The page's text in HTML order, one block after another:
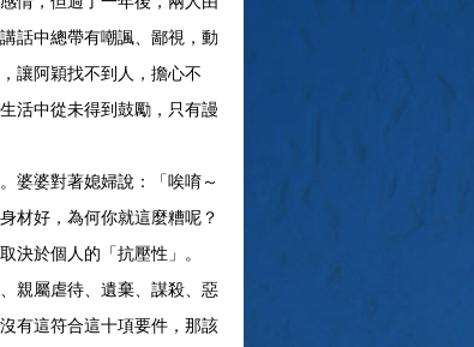
話中總帶有嘲諷、鄙視，動
讓阿穎找不到人，擔心不
活中從未得到鼓勵，只有謾
婆婆對著媳婦說：「唉唷～
材好，為何你就這麼糟呢？
於個人的「抗壓性」。
親屬虐待、遺棄、謀殺、惡
有這符合這十項要件，那該